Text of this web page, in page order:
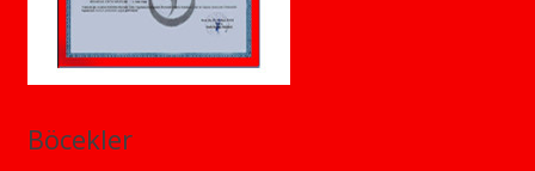
Böcekler